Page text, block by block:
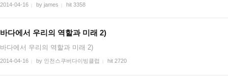
2014-04-16 by james hit 3358
바다에서 우리의 역할과 미래 2)
바다에서 우리의 역할과 미래 2)
2014-04-16 by 인천스쿠버다이빙클럽 hit 2720